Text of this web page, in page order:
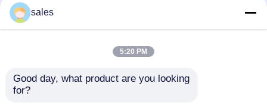
Rechtssachen
sales
5:20 PM
Good day, what product are you looking
for?